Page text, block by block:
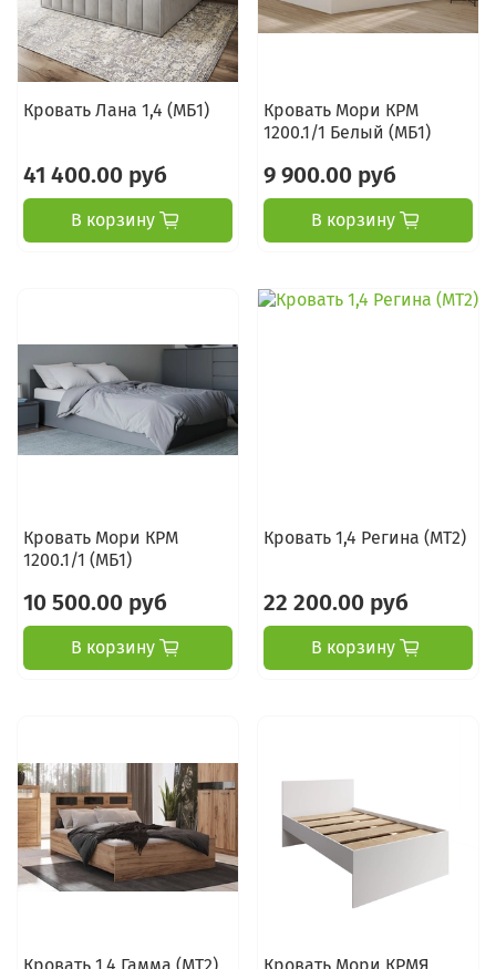
Кровать Лана 1,4 (МБ1)
41 400.00 руб
В корзину
Кровать Мори КРМ
1200.1/1 Белый (МБ1)
9 900.00 руб
В корзину
Кровать Мори КРМ
1200.1/1 (МБ1)
10 500.00 руб
В корзину
Кровать 1,4 Регина (МТ2)
22 200.00 руб
В корзину